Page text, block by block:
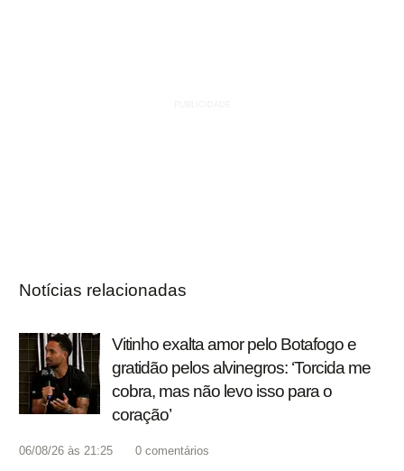
Notícias relacionadas
Vitinho exalta amor pelo Botafogo e
gratidão pelos alvinegros: ‘Torcida me
cobra, mas não levo isso para o
coração’
06/08/26 às 21:25 0 comentários